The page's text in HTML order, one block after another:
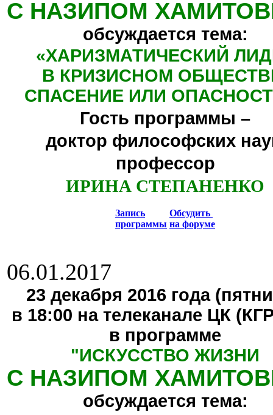
С НАЗИПОМ
обсуждается тема:
«ХАРИЗМАТИЧЕСКИЙ
В КРИЗИСНОМ
СПАСЕНИЕ ИЛИ
Гость программы –
доктор философских
профессор
ИРИНА СТЕПАНЕНКО
Запись
программы
Обсудить
на форуме
06.01.2017
23 декабря 2016 года
в 18:00 на телеканале ЦК
в программе
"ИСКУССТВО ЖИЗНИ
С НАЗИПОМ
обсуждается тема: